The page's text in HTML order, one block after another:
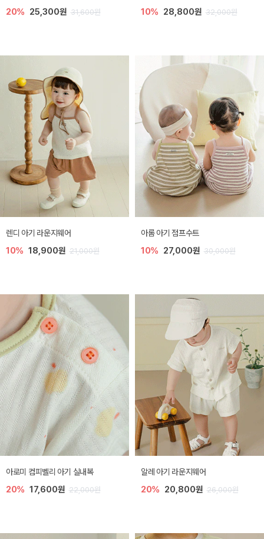
20% 25,300원 31,600원 10% 28,800원 32,000원
렌디 아기 라운지웨어
10% 18,900원 21,000원
아롬 아기 점프수트
10% 27,000원 30,000원
아로미 컴피벨리 아기 실내복
20% 17,600원 22,000원
알레 아기 라운지웨어
20% 20,800원 26,000원